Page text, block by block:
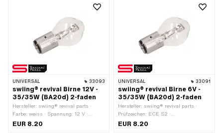
Gesamtlänge: 35 mm · Ø Lampenkopf:
Gesamtlänge: 36 mm · Ø Lampenkopf:
UNIVERSAL 33093
swiing® revival Birne 12V -
35/35W (BA20d) 2-faden
Hersteller: swiing® revival parts ·
Farbe: weiss · Spannung: 12 V ·
Leuchtmittelfassung: BA20d ·
EUR 8.20
UNIVERSAL 33091
swiing® revival Birne 6V -
35/35W (BA20d) 2-faden
Hersteller: swiing® revival parts ·
Prüfzeichen: ECE S2 ·
Leuchtmittelfassung: BA20d ·
EUR 8.20